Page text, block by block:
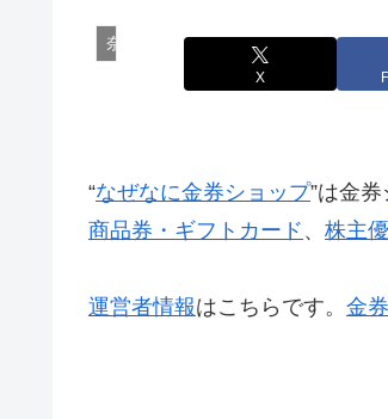
奈良県の金券ショップ
X
“なぜなに金券ショップ”は金
商品券・ギフトカード 、 株主
運営者情報はこちらです。 金